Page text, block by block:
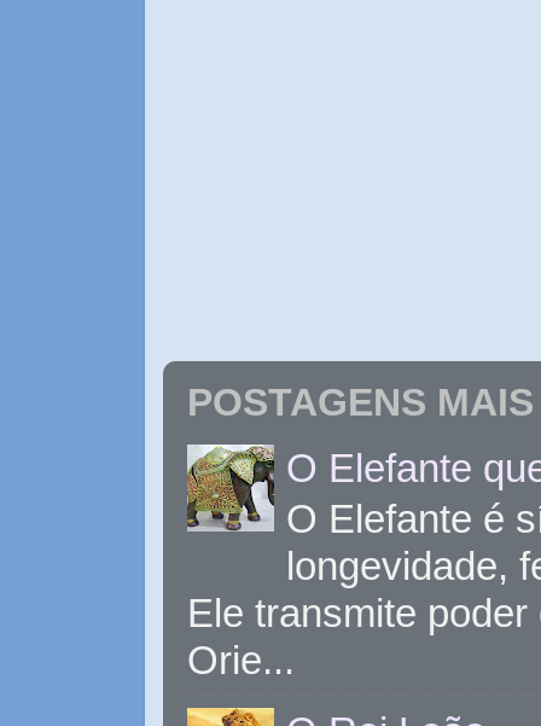
POSTAGENS
O Elefante
O Elefante é
longevidade,
Ele transmite
Orie...